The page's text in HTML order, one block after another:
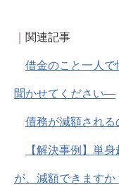
関連記事
借金のこと一人
聞かせてください―
債務が減額される
【解決事例】単
が、減額できますか